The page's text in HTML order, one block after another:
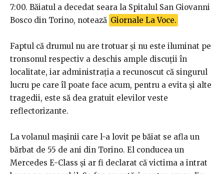
7:00. Băiatul a decedat seara la Spitalul San Giovanni
Bosco din Torino, notează Giornale La Voce.
Faptul că drumul nu are trotuar și nu este iluminat pe
tronsonul respectiv a deschis ample discuții în
localitate, iar administrația a recunoscut că singurul
lucru pe care îl poate face acum, pentru a evita și alte
tragedii, este să dea gratuit elevilor veste
reflectorizante.
La volanul mașinii care l-a lovit pe băiat se afla un
bărbat de 55 de ani din Torino. El conducea un
Mercedes E-Class și ar fi declarat că victima a intrat